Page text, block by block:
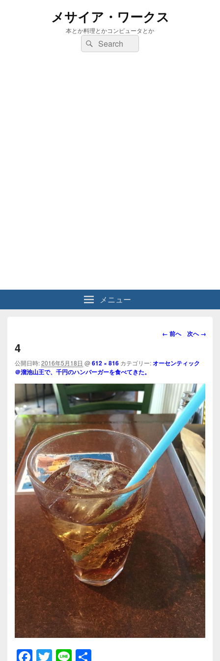
メサイア・ワークス
本とか料理とかコンピュータとか
検
索:
検
索
メニュー
画
ビ
ー
シ
ョ
ン
← 前へ 次へ →
4
公開日時:2016年5月18日 @612 × 816 カテゴリー:オーセンティック
＠溜池山王で、千円のハンバーガーを食べてきた。